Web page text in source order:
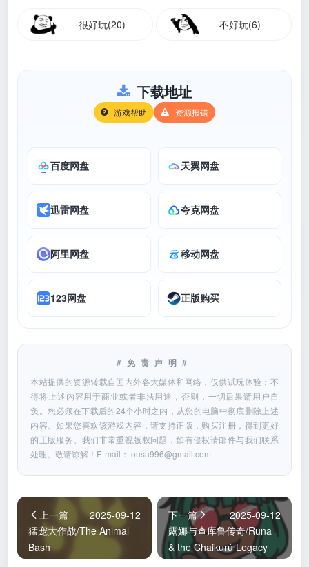
很好玩(20) 不好玩(6)
下载地址
游戏帮助 资源报错
百度网盘 天翼网盘
迅雷网盘 夸克网盘
阿里网盘 移动网盘
123网盘 正版购买
#免责声明#
本站提供的资源转载自国内外各大媒体和网络，仅供试玩体验；不
得将上述内容用于商业或者非法用途，否则，一切后果请用户自
负。您必须在下载后的24个小时之内，从您的电脑中彻底删除上述
内容。如果您喜欢该游戏内容，请支持正版，购买注册，得到更好
的正版服务。我们非常重视版权问题，如有侵权请邮件与我们联系
处理。敬请谅解！E-mail：tousu996@gmail.com
上一篇
2025-09-12
猛宠大作战/The Animal
Bash
下一篇
2025-09-12
露娜与查库鲁传奇/Runa
& the Chaikurú Legacy